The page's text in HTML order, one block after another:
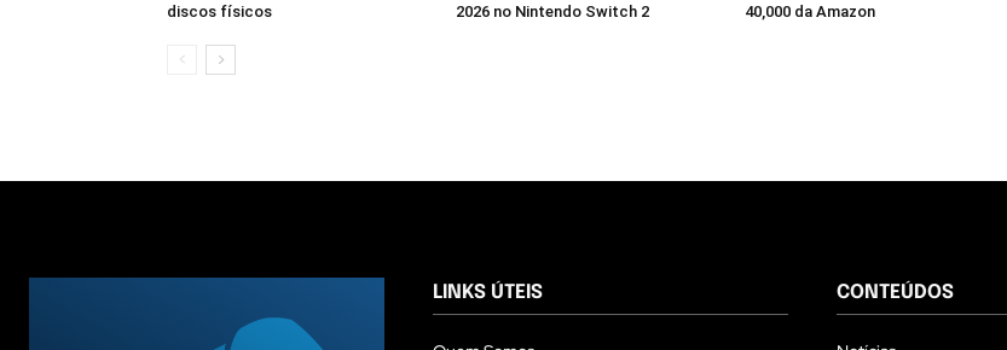
discos físicos
2026 no Nintendo Switch 2
40,000 da Amazon
LINKS ÚTEIS CONTEÚDOS